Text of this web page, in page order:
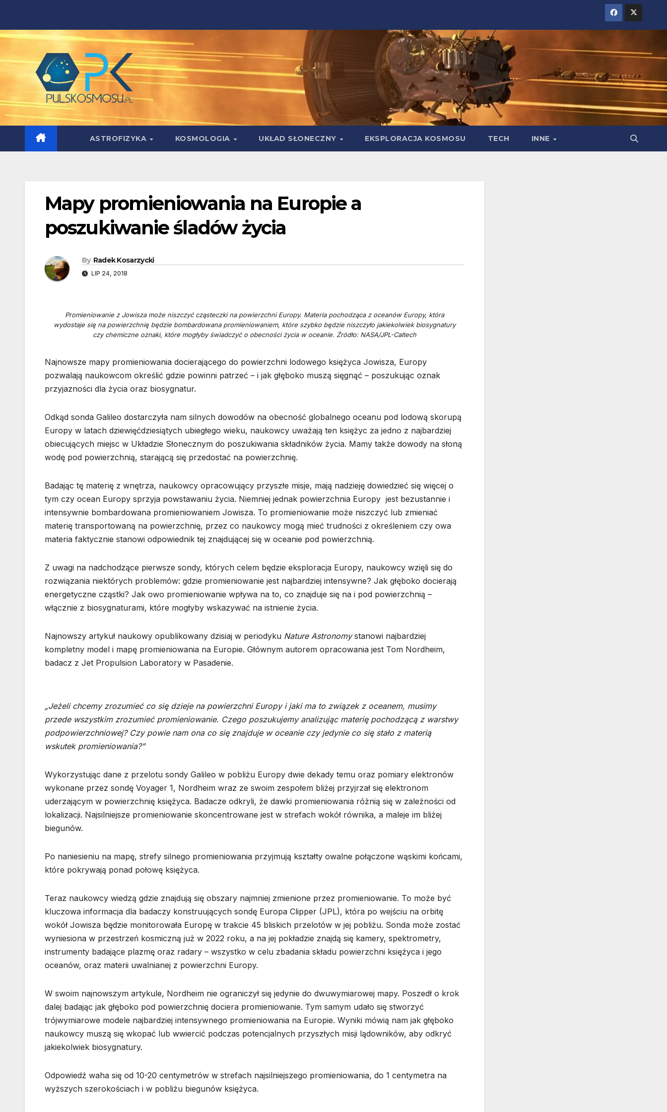
content
ASTROFIZYKA KOSMOLOGIA UKŁAD SŁONECZNY EKSPLORACJA KOSMOSU TECH INNE
Mapy promieniowania na Europie a
poszukiwanie śladów życia
By Radek Kosarzycki
LIP 24, 2018
Promieniowanie z Jowisza może niszczyć cząsteczki na powierzchni Europy. Materia pochodząca z oceanów Europy, która
wydostaje się na powierzchnię będzie bombardowana promieniowaniem, które szybko będzie niszczyło jakiekolwiek biosygnatury
czy chemiczne oznaki, które mogłyby świadczyć o obecności życia w oceanie. Źródło: NASA/JPL-Caltech
Najnowsze mapy promieniowania docierającego do powierzchni lodowego księżyca Jowisza, Europy
pozwalają naukowcom określić gdzie powinni patrzeć – i jak głęboko muszą sięgnąć – poszukując oznak
przyjazności dla życia oraz biosygnatur.
Odkąd sonda Galileo dostarczyła nam silnych dowodów na obecność globalnego oceanu pod lodową skorupą
Europy w latach dziewięćdziesiątych ubiegłego wieku, naukowcy uważają ten księżyc za jedno z najbardziej
obiecujących miejsc w Układzie Słonecznym do poszukiwania składników życia. Mamy także dowody na słoną
wodę pod powierzchnią, starającą się przedostać na powierzchnię.
Badając tę materię z wnętrza, naukowcy opracowujący przyszłe misje, mają nadzieję dowiedzieć się więcej o
tym czy ocean Europy sprzyja powstawaniu życia. Niemniej jednak powierzchnia Europy jest bezustannie i
intensywnie bombardowana promieniowaniem Jowisza. To promieniowanie może niszczyć lub zmieniać
materię transportowaną na powierzchnię, przez co naukowcy mogą mieć trudności z określeniem czy owa
materia faktycznie stanowi odpowiednik tej znajdującej się w oceanie pod powierzchnią.
Z uwagi na nadchodzące pierwsze sondy, których celem będzie eksploracja Europy, naukowcy wzięli się do
rozwiązania niektórych problemów: gdzie promieniowanie jest najbardziej intensywne? Jak głęboko docierają
energetyczne cząstki? Jak owo promieniowanie wpływa na to, co znajduje się na i pod powierzchnią –
włącznie z biosygnaturami, które mogłyby wskazywać na istnienie życia.
Najnowszy artykuł naukowy opublikowany dzisiaj w periodyku Nature Astronomystanowi najbardziej
kompletny model i mapę promieniowania na Europie. Głównym autorem opracowania jest Tom Nordheim,
badacz z Jet Propulsion Laboratory w Pasadenie.
„Jeżeli chcemy zrozumieć co się dzieje na powierzchni Europy i jaki ma to związek z oceanem, musimy
przede wszystkim zrozumieć promieniowanie. Czego poszukujemy analizując materię pochodzącą z warstwy
podpowierzchniowej? Czy powie nam ona co się znajduje w oceanie czy jedynie co się stało z materią
wskutek promieniowania?”
Wykorzystując dane z przelotu sondy Galileo w pobliżu Europy dwie dekady temu oraz pomiary elektronów
wykonane przez sondę Voyager 1, Nordheim wraz ze swoim zespołem bliżej przyjrzał się elektronom
uderzającym w powierzchnię księżyca. Badacze odkryli, że dawki promieniowania różnią się w zależności od
lokalizacji. Najsilniejsze promieniowanie skoncentrowane jest w strefach wokół równika, a maleje im bliżej
biegunów.
Po naniesieniu na mapę, strefy silnego promieniowania przyjmują kształty owalne połączone wąskimi końcami,
które pokrywają ponad połowę księżyca.
Teraz naukowcy wiedzą gdzie znajdują się obszary najmniej zmienione przez promieniowanie. To może być
kluczowa informacja dla badaczy konstruujących sondę Europa Clipper (JPL), która po wejściu na orbitę
wokół Jowisza będzie monitorowała Europę w trakcie 45 bliskich przelotów w jej pobliżu. Sonda może zostać
wyniesiona w przestrzeń kosmiczną już w 2022 roku, a na jej pokładzie znajdą się kamery, spektrometry,
instrumenty badające plazmę oraz radary – wszystko w celu zbadania składu powierzchni księżyca i jego
oceanów, oraz materii uwalnianej z powierzchni Europy.
W swoim najnowszym artykule, Nordheim nie ograniczył się jedynie do dwuwymiarowej mapy. Poszedł o krok
dalej badając jak głęboko pod powierzchnię dociera promieniowanie. Tym samym udało się stworzyć
trójwymiarowe modele najbardziej intensywnego promieniowania na Europie. Wyniki mówią nam jak głęboko
naukowcy muszą się wkopać lub wwiercić podczas potencjalnych przyszłych misji lądowników, aby odkryć
jakiekolwiek biosygnatury.
Odpowiedź waha się od 10-20 centymetrów w strefach najsilniejszego promieniowania, do 1 centymetra na
wyższych szerokościach i w pobliżu biegunów księżyca.